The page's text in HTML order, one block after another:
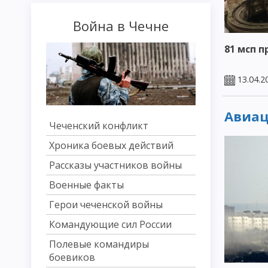
Война в Чечне
Чеченский конфликт
Хроника боевых действий
Рассказы участников войны
Военные факты
Герои чеченской войны
Командующие сил России
Полевые командиры
боевиков
81 мсп